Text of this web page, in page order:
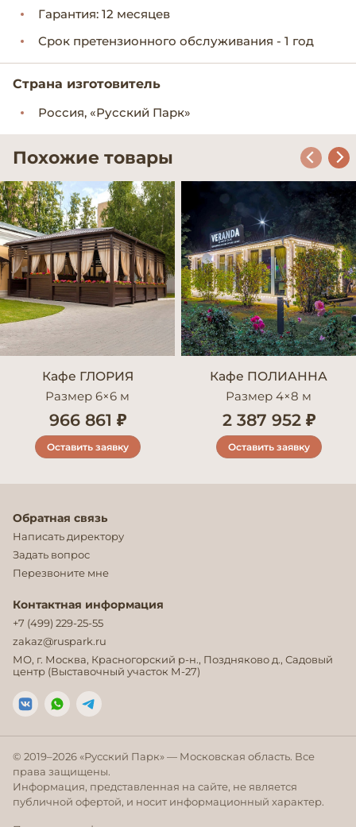
Гарантия: 12 месяцев
Срок претензионного обслуживания - 1 год
Страна изготовитель
Россия, «Русский Парк»
Похожие товары
Кафе ГЛОРИЯ
Размер 6×6 м
966 861 ₽
Оставить заявку
Кафе ПОЛИАННА
Размер 4×8 м
2 387 952 ₽
Оставить заявку
Обратная связь
Написать директору
Задать вопрос
Перезвоните мне
Контактная информация
+7 (499) 229-25-55
zakaz@ruspark.ru
МО, г. Москва, Красногорский р-н., Поздняково д., Садовый
центр (Выставочный участок М-27)
© 2019–2026 «Русский Парк» — Московская область. Все
права защищены.
Информация, представленная на сайте, не является
публичной офертой, и носит информационный характер.